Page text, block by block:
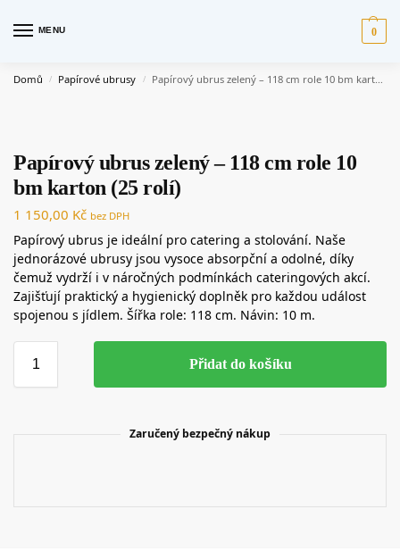
MENU 0
Domů / Papírové ubrusy / Papírový ubrus zelený – 118 cm role 10 bm karton (25 rolí)
Papírový ubrus zelený – 118 cm role 10
bm karton (25 rolí)
1 150,00 Kč bez DPH
Papírový ubrus je ideální pro catering a stolování. Naše
jednorázové ubrusy jsou vysoce absorpční a odolné, díky
čemuž vydrží i v náročných podmínkách cateringových akcí.
Zajišťují praktický a hygienický doplněk pro každou událost
spojenou s jídlem. Šířka role: 118 cm. Návin: 10 m.
Přidat do košíku
Zaručený bezpečný nákup